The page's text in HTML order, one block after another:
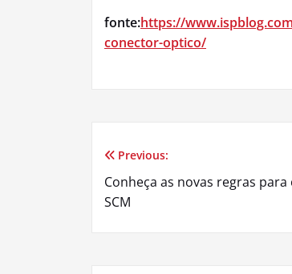
fonte:https://
conector-optico/
Navegação
de
Previous:
Conheça as novas regras
SCM